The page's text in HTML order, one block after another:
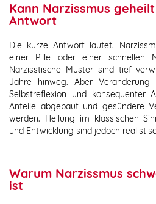
Kann Narzissmus
Antwort
Die kurze Antwort lautet.
einer Pille oder einer schnellen
Narzisstische Muster sind tief
Jahre hinweg. Aber
Selbstreflexion und konsequenter
Anteile abgebaut und gesündere
werden. Heilung im klassischen
und Entwicklung sind jedoch
Warum Narzissmus
ist